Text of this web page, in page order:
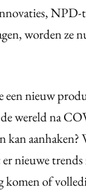
NPD-
worden ze
een nieuw
wereld na
aanhaken?
nieuwe
komen of